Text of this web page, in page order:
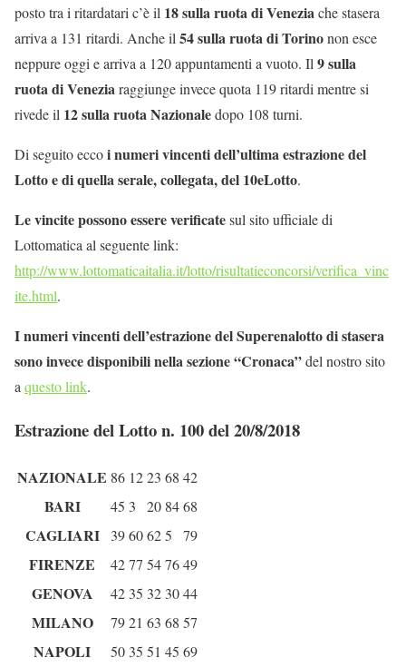
posto tra i ritardatari c’è il 18 sulla ruota di Venezia che stasera
arriva a 131 ritardi. Anche il 54 sulla ruota di Torinonon esce
neppure oggi e arriva a 120 appuntamenti a vuoto. Il 9 sulla
ruota di Venezia raggiunge invece quota 119 ritardi mentre si
rivede il 12 sulla ruota Nazionaledopo 108 turni.
Di seguito eccoi numeri vincenti dell’ultima estrazione del
Lotto e di quella serale, collegata, del 10eLotto.
Le vincite possono essere verificatesul sito ufficiale di
Lottomatica al seguente link:
http://www.lottomaticaitalia.it/lotto/risultatieconcorsi/verifica_vinc
ite.html.
I numeri vincenti dell’estrazione del Superenalotto di stasera
sono invece disponibili nella sezione “Cronaca”del nostro sito
a questo link.
Estrazione del Lotto n. 100 del 20/8/2018
NAZIONALE 86 1223 68 42
BARI 45 3 20 8468
CAGLIARI 3960625 79
FIRENZE 4277 547649
GENOVA 42 35 32 3044
MILANO 7921 63 68 57
NAPOLI 50 35 51 45 69